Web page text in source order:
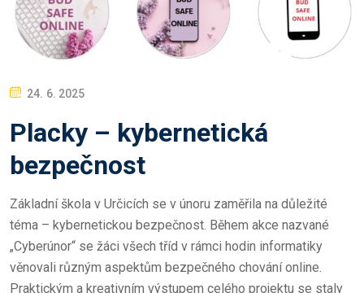
P
S
E
D
N
24. 6. 2025
Placky – kybernetická
bezpečnost
Základní škola v Určicích se v únoru zaměřila na důležité
téma – kybernetickou bezpečnost. Během akce nazvané
„Cyberúnor“ se žáci všech tříd v rámci hodin informatiky
věnovali různým aspektům bezpečného chování online.
Praktickým a kreativním výstupem celého projektu se staly